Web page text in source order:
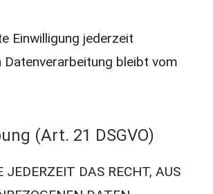
Einwilligung jederzeit
bleibt vom
(Art. 21 DSGVO)
JEDERZEIT DAS RECHT, AUS